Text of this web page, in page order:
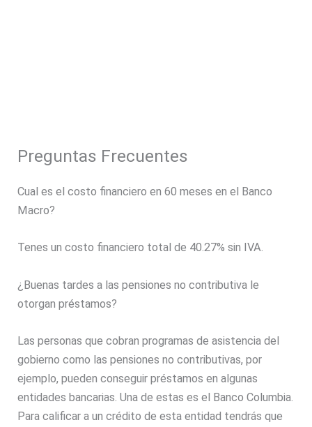
Preguntas Frecuentes
Cual es el costo financiero en 60 meses en el Banco
Macro?
Tenes un costo financiero total de 40.27% sin IVA.
¿Buenas tardes a las pensiones no contributiva le
otorgan préstamos?
Las personas que cobran programas de asistencia del
gobierno como las pensiones no contributivas, por
ejemplo, pueden conseguir préstamos en algunas
entidades bancarias. Una de estas es el Banco Columbia.
Para calificar a un crédito de esta entidad tendrás que